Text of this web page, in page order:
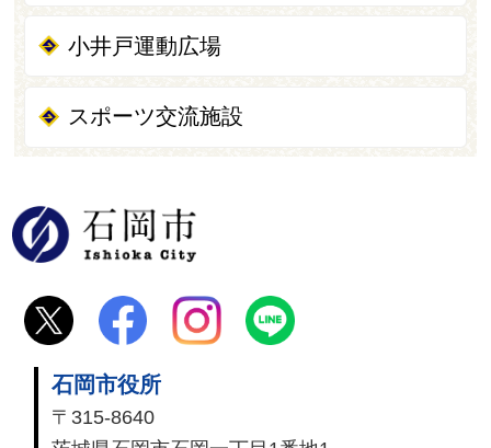
小井戸運動広場
スポーツ交流施設
石岡市役所
〒315-8640